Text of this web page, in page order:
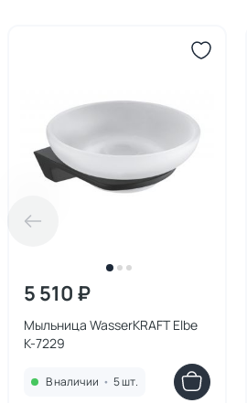
5 510 ₽
Мыльница WasserKRAFT Elbe
K-7229
В наличии • 5 шт.